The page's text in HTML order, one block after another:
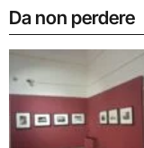
Da non perdere